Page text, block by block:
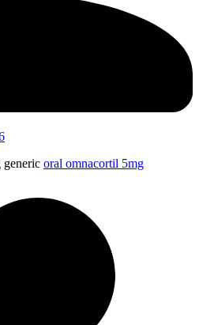
generic oral omnacortil 5mg